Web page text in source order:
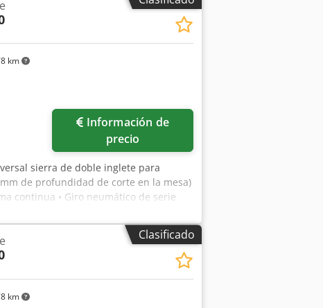
neumático. • Posibilidad de equipar
sistema de refrigeración,
ajustable. • Posibilidad de
km
precio
sierra de doble inglete para
de profundidad de corte en la mesa)
continua • Giro neumático de serie
sin escalonamientos • Bancada de
hacia el interior, 90°, 135° hacia el
• Sistema de medición de
y control JETTER •
Clasificado
km